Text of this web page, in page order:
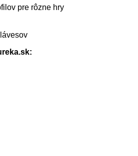
pre rôzne hry